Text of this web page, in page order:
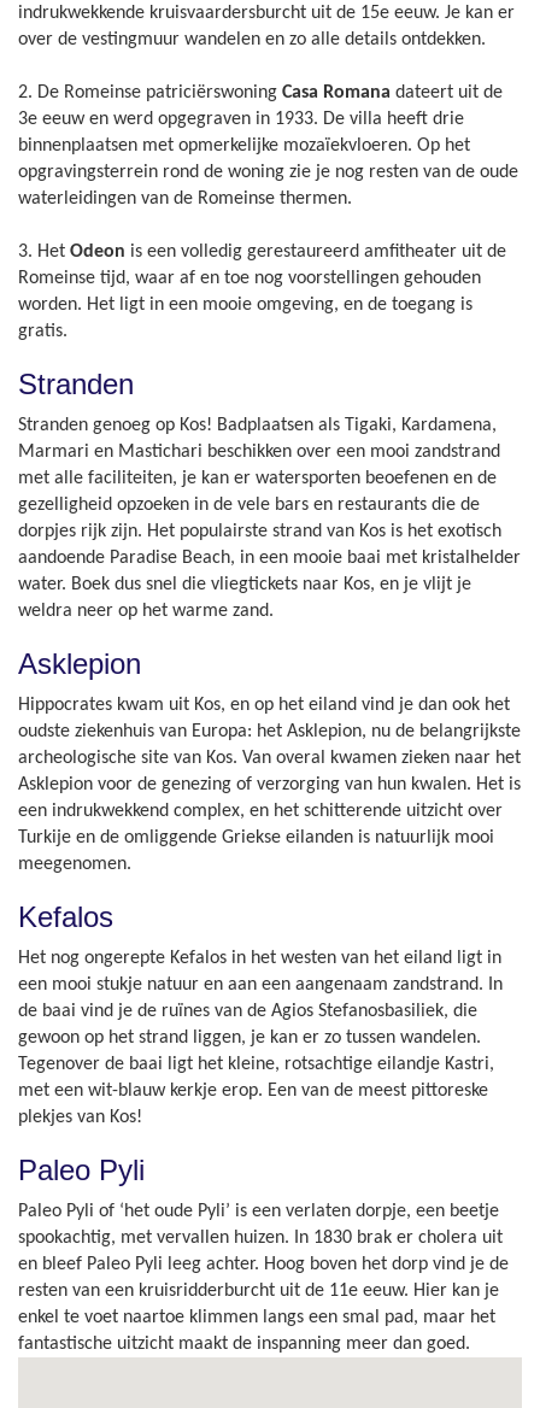
indrukwekkende kruisvaardersburcht uit de 15e eeuw. Je kan er
over de vestingmuur wandelen en zo alle details ontdekken.
2. De Romeinse patriciërswoning Casa Romana dateert uit de
3e eeuw en werd opgegraven in 1933. De villa heeft drie
binnenplaatsen met opmerkelijke mozaïekvloeren. Op het
opgravingsterrein rond de woning zie je nog resten van de oude
waterleidingen van de Romeinse thermen.
3. Het Odeon is een volledig gerestaureerd amfitheater uit de
Romeinse tijd, waar af en toe nog voorstellingen gehouden
worden. Het ligt in een mooie omgeving, en de toegang is
gratis.
Stranden
Stranden genoeg op Kos! Badplaatsen als Tigaki, Kardamena,
Marmari en Mastichari beschikken over een mooi zandstrand
met alle faciliteiten, je kan er watersporten beoefenen en de
gezelligheid opzoeken in de vele bars en restaurants die de
dorpjes rijk zijn. Het populairste strand van Kos is het exotisch
aandoende Paradise Beach, in een mooie baai met kristalhelder
water. Boek dus snel die vliegtickets naar Kos, en je vlijt je
weldra neer op het warme zand.
Asklepion
Hippocrates kwam uit Kos, en op het eiland vind je dan ook het
oudste ziekenhuis van Europa: het Asklepion, nu de belangrijkste
archeologische site van Kos. Van overal kwamen zieken naar het
Asklepion voor de genezing of verzorging van hun kwalen. Het is
een indrukwekkend complex, en het schitterende uitzicht over
Turkije en de omliggende Griekse eilanden is natuurlijk mooi
meegenomen.
Kefalos
Het nog ongerepte Kefalos in het westen van het eiland ligt in
een mooi stukje natuur en aan een aangenaam zandstrand. In
de baai vind je de ruïnes van de Agios Stefanosbasiliek, die
gewoon op het strand liggen, je kan er zo tussen wandelen.
Tegenover de baai ligt het kleine, rotsachtige eilandje Kastri,
met een wit-blauw kerkje erop. Een van de meest pittoreske
plekjes van Kos!
Paleo Pyli
Paleo Pyli of ‘het oude Pyli’ is een verlaten dorpje, een beetje
spookachtig, met vervallen huizen. In 1830 brak er cholera uit
en bleef Paleo Pyli leeg achter. Hoog boven het dorp vind je de
resten van een kruisridderburcht uit de 11e eeuw. Hier kan je
enkel te voet naartoe klimmen langs een smal pad, maar het
fantastische uitzicht maakt de inspanning meer dan goed.